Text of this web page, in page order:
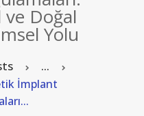
ve Doğal
Yolu
...
İmplant